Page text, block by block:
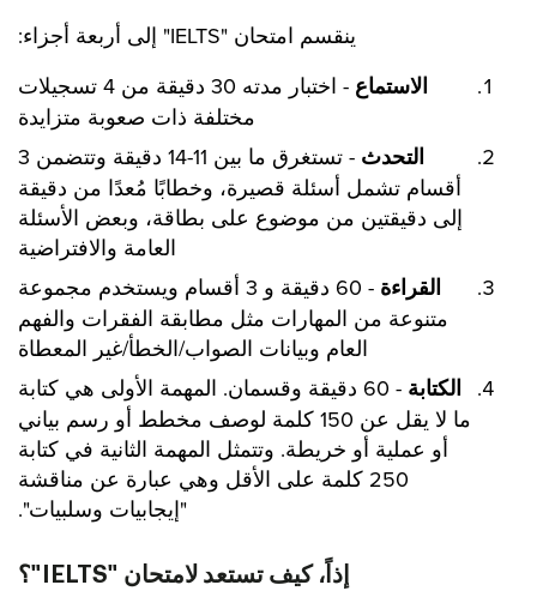
ينقسم امتحان "IELTS" إلى أربعة أجزاء:
الاستماع
- اختبار مدته 30 دقيقة من 4 تسجيلات
مختلفة ذات صعوبة متزايدة
التحدث
- تستغرق ما بين 11-14 دقيقة وتتضمن 3
أقسام تشمل أسئلة قصيرة، وخطابًا مُعدًا من دقيقة
إلى دقيقتين من موضوع على بطاقة، وبعض الأسئلة
العامة والافتراضية
القراءة
- 60 دقيقة و 3 أقسام ويستخدم مجموعة
متنوعة من المهارات مثل مطابقة الفقرات والفهم
العام وبيانات الصواب/الخطأ/غير المعطاة
الكتابة
- 60 دقيقة وقسمان. المهمة الأولى هي كتابة
ما لا يقل عن 150 كلمة لوصف مخطط أو رسم بياني
أو عملية أو خريطة. وتتمثل المهمة الثانية في كتابة
250 كلمة على الأقل وهي عبارة عن مناقشة
"إيجابيات وسلبيات".
إذاً، كيف تستعد لامتحان "IELTS"؟